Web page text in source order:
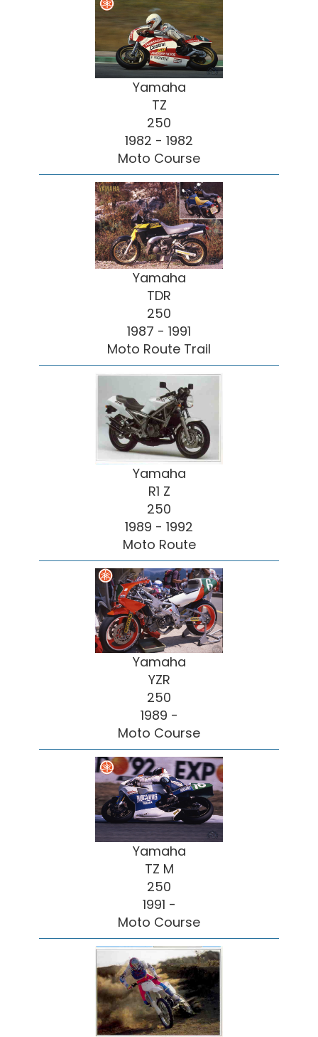
Yamaha
TZ
250
1982 - 1982
Moto Course
Yamaha
TDR
250
1987 - 1991
Moto Route Trail
Yamaha
R1 Z
250
1989 - 1992
Moto Route
Yamaha
YZR
250
1989 -
Moto Course
Yamaha
TZ M
250
1991 -
Moto Course